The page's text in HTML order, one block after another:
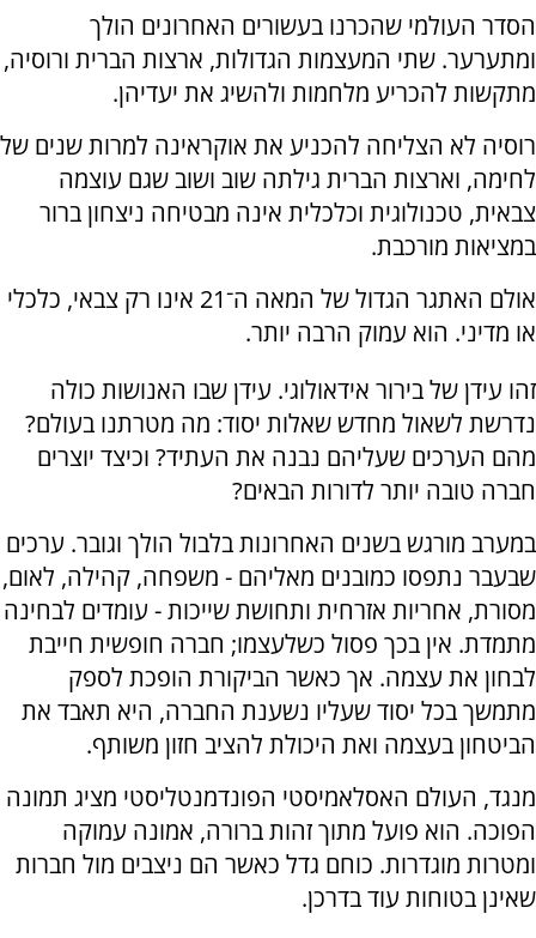
הסדר העולמי שהכרנו בעשורים האחרונים הולך
ומתערער. שתי המעצמות הגדולות, ארצות הברית ורוסיה,
מתקשות להכריע מלחמות ולהשיג את יעדיהן.
רוסיה לא הצליחה להכניע את אוקראינה למרות שנים של
לחימה, וארצות הברית גילתה שוב ושוב שגם עוצמה
צבאית, טכנולוגית וכלכלית אינה מבטיחה ניצחון ברור
במציאות מורכבת.
אולם האתגר הגדול של המאה ה־21 אינו רק צבאי, כלכלי
או מדיני. הוא עמוק הרבה יותר.
זהו עידן של בירור אידאולוגי. עידן שבו האנושות כולה
נדרשת לשאול מחדש שאלות יסוד: מה מטרתנו בעולם?
מהם הערכים שעליהם נבנה את העתיד? וכיצד יוצרים
חברה טובה יותר לדורות הבאים?
במערב מורגש בשנים האחרונות בלבול הולך וגובר. ערכים
שבעבר נתפסו כמובנים מאליהם - משפחה, קהילה, לאום,
מסורת, אחריות אזרחית ותחושת שייכות - עומדים לבחינה
מתמדת. אין בכך פסול כשלעצמו; חברה חופשית חייבת
לבחון את עצמה. אך כאשר הביקורת הופכת לספק
מתמשך בכל יסוד שעליו נשענת החברה, היא תאבד את
הביטחון בעצמה ואת היכולת להציב חזון משותף.
מנגד, העולם האסלאמיסטי הפונדמנטליסטי מציג תמונה
הפוכה. הוא פועל מתוך זהות ברורה, אמונה עמוקה
ומטרות מוגדרות. כוחם גדל כאשר הם ניצבים מול חברות
שאינן בטוחות עוד בדרכן.